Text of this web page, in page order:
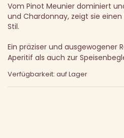
Vom Pinot Meunier dominiert
und Chardonnay, zeigt sie
Stil.
Ein präziser und ausgewogener
Aperitif als auch zur
Verfügbarkeit: auf Lager